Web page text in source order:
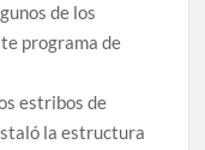
de los
programa de
estribos de
la estructura